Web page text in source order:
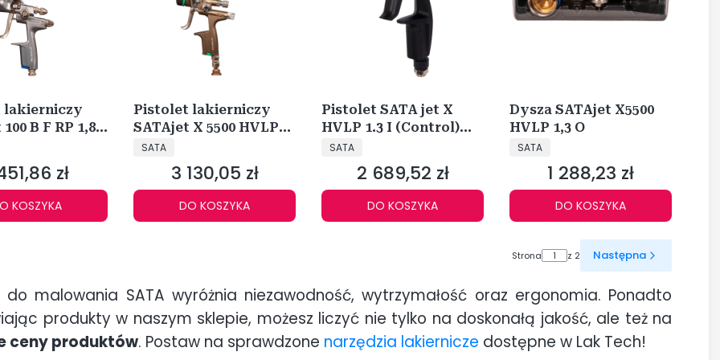
lakierniczy
B F RP 1,8
zł
KOSZYKA
Pistolet lakierniczy
SATAjet X 5500 HVLP
1,3 I 1061887
PRODUCENT
SATA
Cena
3 130,05 zł
DO KOSZYKA
Pistolet SATA jet X
HVLP 1.3 I (Control)
BASIC
PRODUCENT
SATA
Cena
2 689,52 zł
DO KOSZYKA
Dysza SATAjet X5500
HVLP 1,3 O
PRODUCENT
SATA
Cena
1 288,23 zł
DO KOSZYKA
Strona z 2 Następna
do malowania SATA wyróżnia niezawodność, wytrzymałość oraz ergonomia. Ponadto
produkty w naszym sklepie, możesz liczyć nie tylko na doskonałą jakość, ale też na
ceny produktów. Postaw na sprawdzone narzędzia lakiernicze dostępne w Lak Tech!